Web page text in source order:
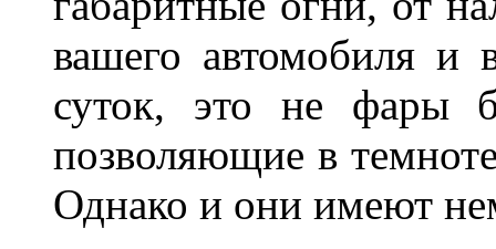
вашего автомобиля и
суток, это не фары
позволяющие в
Однако и они имеют